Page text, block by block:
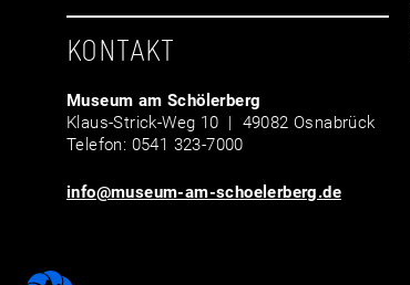
KONTAKT
Museum am Schölerberg
Klaus-Strick-Weg 10 | 49082 Osnabrück
Telefon: 0541 323-7000
info@museum-am-schoelerberg.de